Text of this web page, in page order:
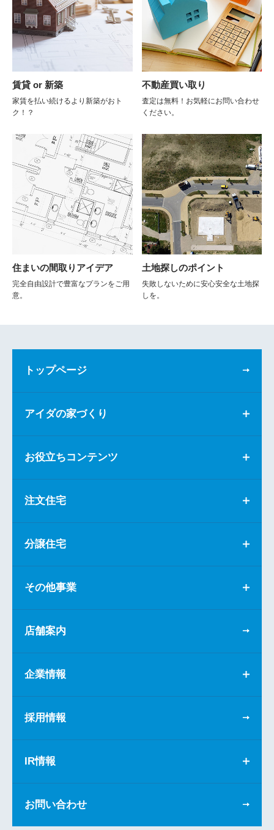
賃貸 or 新築
家賃を払い続けるより新築がおト
ク！？
不動産買い取り
査定は無料！お気軽にお問い合わせ
ください。
住まいの間取りアイデア
完全自由設計で豊富なプランをご用
意。
土地探しのポイント
失敗しないために安心安全な土地探
しを。
トップページ
アイダの家づくり
お役立ちコンテンツ
注文住宅
分譲住宅
その他事業
店舗案内
企業情報
採用情報
IR情報
お問い合わせ